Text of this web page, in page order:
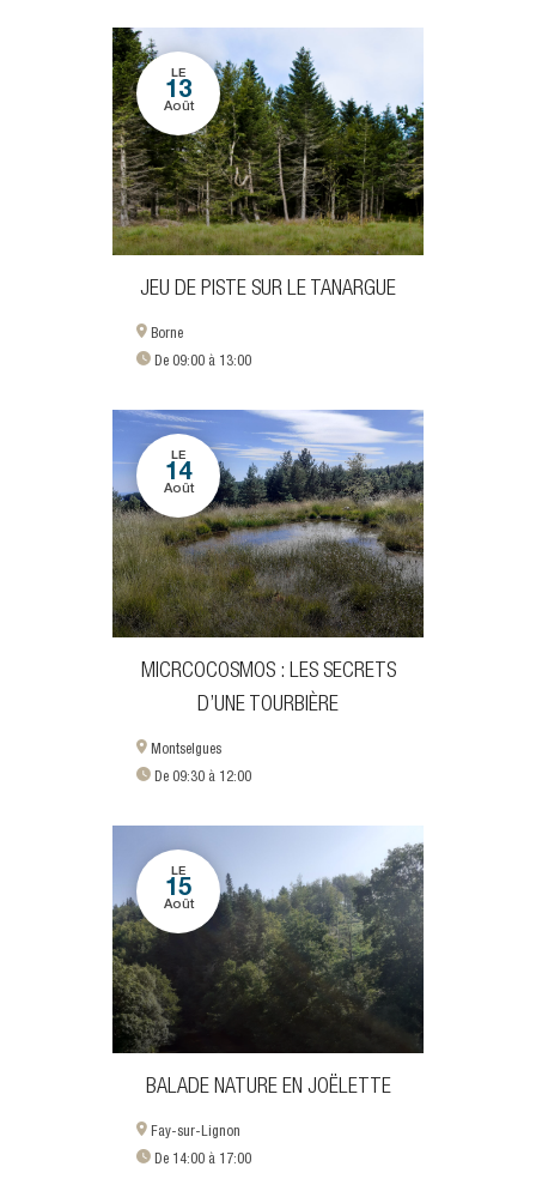
LE
13
Août
JEU DE PISTE SUR LE TANARGUE
Borne
De 09:00 à 13:00
LE
14
Août
MICRCOCOSMOS : LES SECRETS
D’UNE TOURBIÈRE
Montselgues
De 09:30 à 12:00
LE
15
Août
BALADE NATURE EN JOËLETTE
Fay-sur-Lignon
De 14:00 à 17:00